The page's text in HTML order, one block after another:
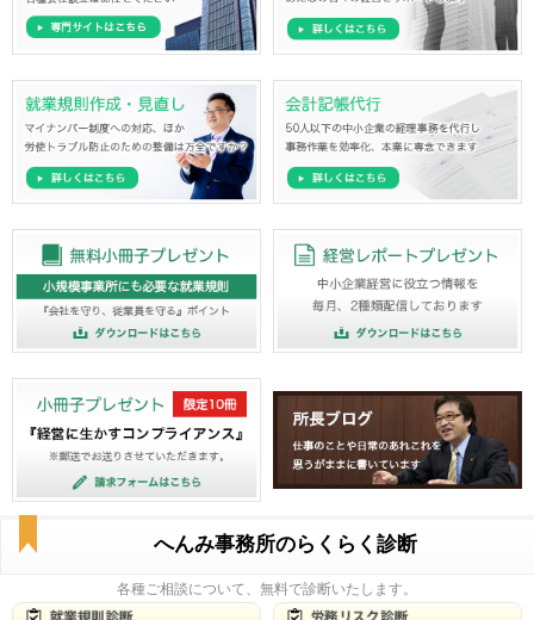
へんみ事務所のらくらく診断
各種ご相談について、無料で診断いたします。